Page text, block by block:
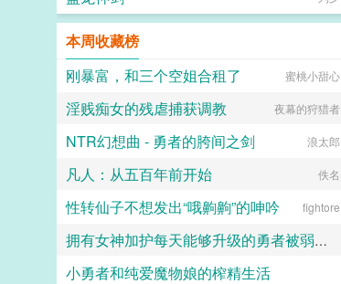
姓名回到皇宫。 只时运不济，撞
上嫔妃们暗斗，被贤妃当作添堵的玩
意儿，指给面善心妒的胡婕妤。
盈桃立时低掩一张娇面，决定韬光养
晦，静待时机。 她从不打扮招展
会傻傻的笑脸相迎。 终
盈六宫。 莺莺燕燕如蝶飞，
踏足。 逼得胡婕妤要在自己宫中
心。 于是胡婕妤的目光落在
明远帝记得毓秀宫中，有个小宫女格
姿，令人生怜。笑时眉如弯月，尤其
本周收藏榜
刚暴富，和三个空姐合租了
蜜桃小甜心
淫贱痴女的残虐捕获调教 夜幕的狩猎者
NTR幻想曲 - 勇者的胯间之剑 浪太郎
凡人：从五百年前开始 佚名
性转仙子不想发出“哦齁齁”的呻吟 fightore
拥有女神加护每天能够升级的勇者被弱小却点满了吸取能力的魅魔当成自助等级提取机器饲养
小勇者和纯爱魔物娘的榨精生活